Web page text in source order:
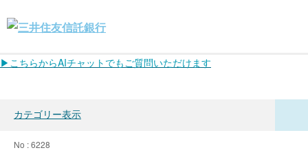
▶こちらからAIチャットでもご質問いただけます
カテゴリー表示
No : 6228